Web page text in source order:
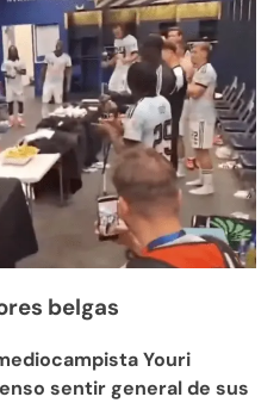
belgas
Youri
sentir general de sus